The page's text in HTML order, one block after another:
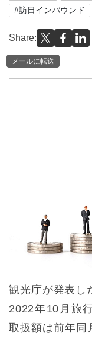
#訪日インバウンド
Share:
メールに転送
観光庁が発表し
2022年10月旅
取扱額は前年同